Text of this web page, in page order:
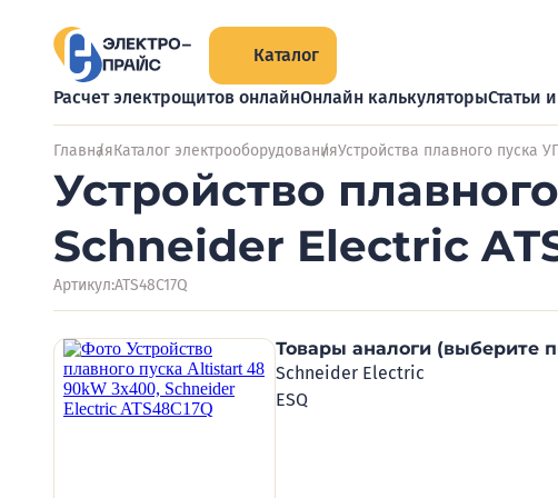
Каталог
Расчет электрощитов онлайнОнлайн калькуляторыСтатьи
ГлавнаяКаталог электрооборудованияУстройства плавного пуска
Устройство
Schneider Electric
Артикул:ATS48C17Q
Товары аналоги (выберите
Schneider Electric
ESQ